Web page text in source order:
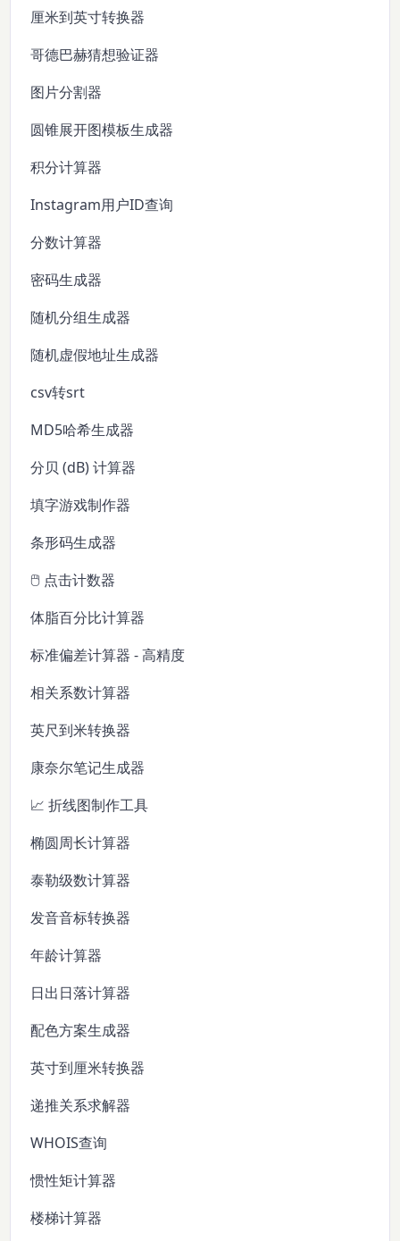
厘米到英寸转换器
哥德巴赫猜想验证器
图片分割器
圆锥展开图模板生成器
积分计算器
Instagram用户ID查询
分数计算器
密码生成器
随机分组生成器
随机虚假地址生成器
csv转srt
MD5哈希生成器
分贝 (dB) 计算器
填字游戏制作器
条形码生成器
🖱️ 点击计数器
体脂百分比计算器
标准偏差计算器 - 高精度
相关系数计算器
英尺到米转换器
康奈尔笔记生成器
📈 折线图制作工具
椭圆周长计算器
泰勒级数计算器
发音音标转换器
年龄计算器
日出日落计算器
配色方案生成器
英寸到厘米转换器
递推关系求解器
WHOIS查询
惯性矩计算器
楼梯计算器